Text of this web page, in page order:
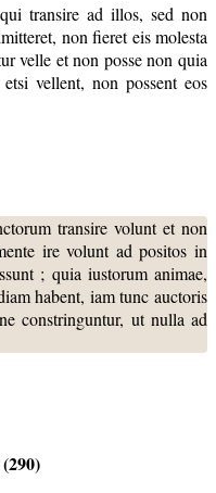
transire ad illos, sed non
non fieret eis molesta
velle et non posse non quia
vellent, non possent eos
transire volunt et non
ire volunt ad positos in
; quia iustorum animae,
habent, iam tunc auctoris
constringuntur, ut nulla ad